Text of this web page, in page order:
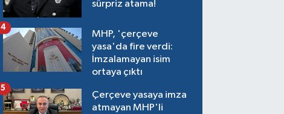
sürpriz atama!
MHP, 'çerçeve
yasa'da fire verdi:
İmzalamayan isim
ortaya çıktı
4
Çerçeve yasaya imza
atmayan MHP'li
5